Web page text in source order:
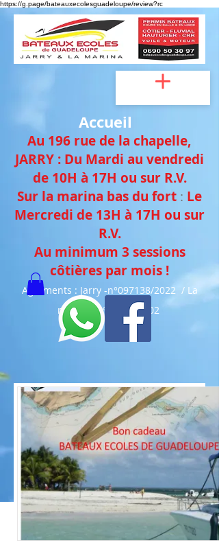
https://g.page/bateauxecolesguadeloupe/review?rc
Accueil
Au 196 rue de la chapelle,
JARRY : Du Mardi au vendredi
de 10H à 17H ou sur R.V.
Sur la marina bas du fort : Le
Mercredi de 13H à 17H ou sur
R.V.
Au minimum 3 sessions
côtières par mois !
Agréments : Jarry -n°097138/2022 / La
marina -n°097142/202